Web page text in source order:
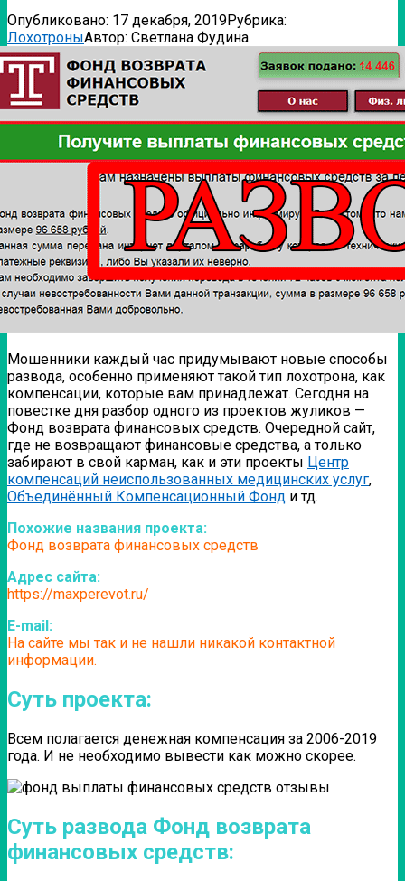
Опубликовано: 17 декабря, 2019Рубрика:
ЛохотроныАвтор: Светлана Фудина
Мошенники каждый час придумывают новые способы
развода, особенно применяют такой тип лохотрона, как
компенсации, которые вам принадлежат. Сегодня на
повестке дня разбор одного из проектов жуликов —
Фонд возврата финансовых средств. Очередной сайт,
где не возвращают финансовые средства, а только
забирают в свой карман, как и эти проекты Центр
компенсаций неиспользованных медицинских услуг,
Объединённый Компенсационный Фонд и тд.
Похожие названия проекта:
Фонд возврата финансовых средств
Адрес сайта:
https://maxperevot.ru/
E-mail:
На сайте мы так и не нашли никакой контактной
информации.
Суть проекта:
Всем полагается денежная компенсация за 2006-2019
года. И не необходимо вывести как можно скорее.
Суть развода Фонд возврата
финансовых средств: